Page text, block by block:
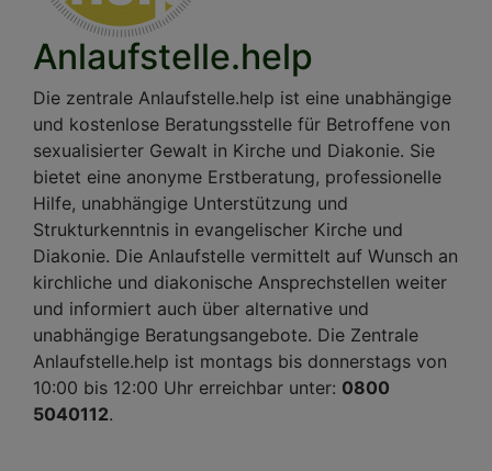
Anlaufstelle.help
Die zentrale Anlaufstelle.help ist eine unabhängige
und kostenlose Beratungsstelle für Betroffene von
sexualisierter Gewalt in Kirche und Diakonie. Sie
bietet eine anonyme Erstberatung, professionelle
Hilfe, unabhängige Unterstützung und
Strukturkenntnis in evangelischer Kirche und
Diakonie. Die Anlaufstelle vermittelt auf Wunsch an
kirchliche und diakonische Ansprechstellen weiter
und informiert auch über alternative und
unabhängige Beratungsangebote. Die Zentrale
Anlaufstelle.help ist montags bis donnerstags von
10:00 bis 12:00 Uhr erreichbar unter: 0800
5040112.